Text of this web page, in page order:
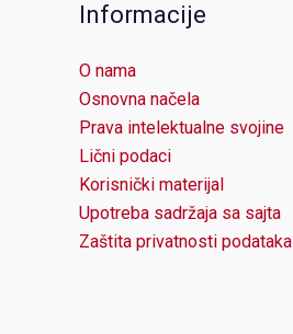
Informacije
O nama
Osnovna načela
Prava intelektualne svojine
Lični podaci
Korisnički materijal
Upotreba sadržaja sa sajta
Zaštita privatnosti podataka